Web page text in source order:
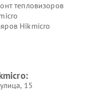
тепловизоров
Hikmicro
15